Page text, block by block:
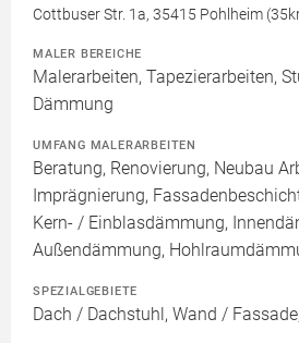
Cottbuser Str. 1a, 35415 Pohlheim
MALER BEREICHE
Malerarbeiten, Tapezierarbeiten,
Dämmung
UMFANG MALERARBEITEN
Beratung, Renovierung, Neubau
Imprägnierung,
Kern- / Einblasdämmung,
Außendämmung,
SPEZIALGEBIETE
Dach / Dachstuhl, Wand /